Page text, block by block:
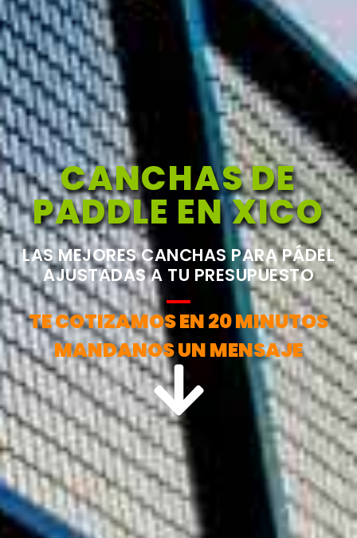
CANCHAS DE
PADDLE EN XICO
LAS MEJORES CANCHAS PARA PÁDEL
AJUSTADAS A TU PRESUPUESTO
TE COTIZAMOS EN 20 MINUTOS
MANDANOS UN MENSAJE